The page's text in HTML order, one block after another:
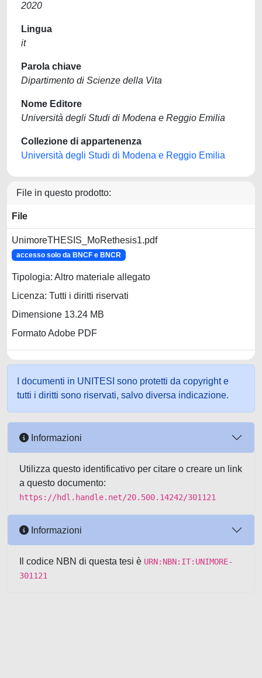
2020
Lingua
it
Parola chiave
Dipartimento di Scienze della Vita
Nome Editore
Università degli Studi di Modena e Reggio Emilia
Collezione di appartenenza
Università degli Studi di Modena e Reggio Emilia
File in questo prodotto:
File
UnimoreTHESIS_MoRethesis1.pdf
accesso solo da BNCF e BNCR
Tipologia: Altro materiale allegato
Licenza: Tutti i diritti riservati
Dimensione 13.24 MB
Formato Adobe PDF
I documenti in UNITESI sono protetti da copyright e
tutti i diritti sono riservati, salvo diversa indicazione.
Informazioni
Utilizza questo identificativo per citare o creare un link
a questo documento:
https://hdl.handle.net/20.500.14242/301121
Informazioni
Il codice NBN di questa tesi è URN:NBN:IT:UNIMORE-
301121